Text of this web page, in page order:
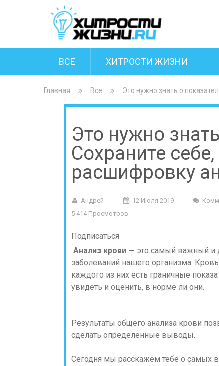
ВСЕ ХИТРОСТИ ЖИЗНИ
Главная Все Это нужно знать о
Это нужно
Сохраните
расшифровку
Андрей 12 Июля 2019
5 414 Просмотров
Подписаться
Анализ крови — это самый важный и
заболеваний нашего организма.
каждого из них есть граничные
увидеть и оценить, в норме ли они.
Результаты общего анализа крови
сделать определенные выводы.
Сегодня мы расскажем тебе о самых